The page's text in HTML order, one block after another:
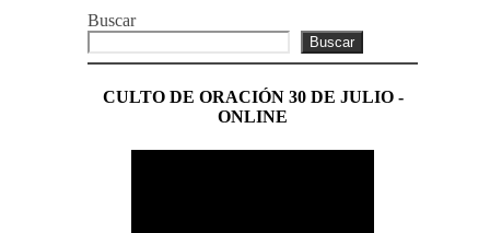
Buscar
Buscar
CULTO DE ORACIÓN 30 DE JULIO -
ONLINE